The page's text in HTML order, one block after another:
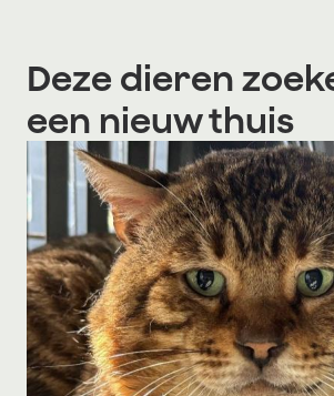
Deze dieren
een nieuw thuis